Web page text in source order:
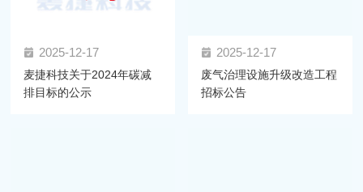
2025-12-17
麦捷科技关于2024年碳减
排目标的公示
2025-12-17
废气治理设施升级改造工程
招标公告